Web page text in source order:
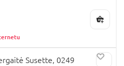
Susette, 0249